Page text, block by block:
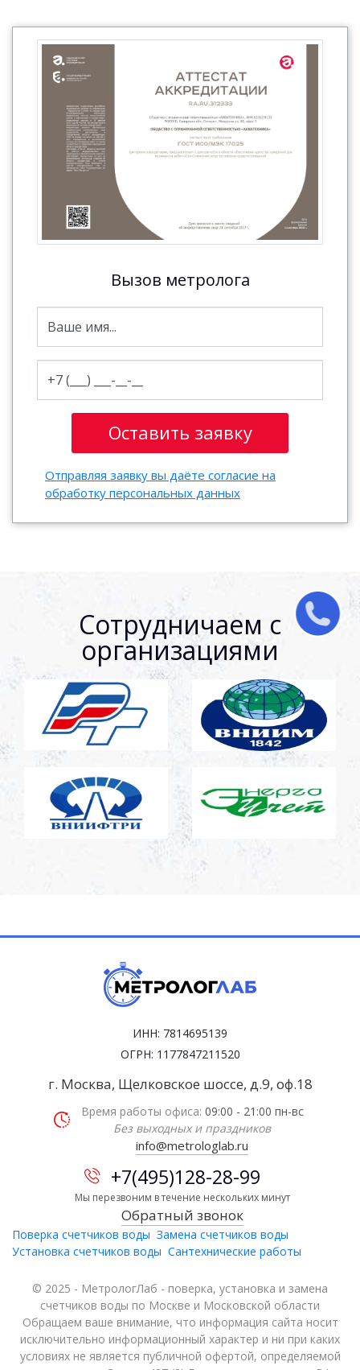
Вызов метролога
Отправляя заявку вы даёте согласие на
обработку персональных данных
Сотрудничаем с
организациями
ИНН: 7814695139
ОГРН: 1177847211520
г. Москва, Щелковское шоссе, д.9, оф.18
Время работы офиса: 09:00 - 21:00 пн-вс
Без выходных и праздников
info@metrologlab.ru
+7(495)128-28-99
Мы перезвоним в течение нескольких минут
Обратный звонок
Поверка счетчиков воды Замена счетчиков воды
Установка счетчиков воды Сантехнические работы
© 2025 - МетрологЛаб - поверка, установка и замена
счетчиков воды по Москве и Московской области
Обращаем ваше внимание, что информация сайта носит
исключительно информационный характер и ни при каких
условиях не является публичной офертой, определяемой